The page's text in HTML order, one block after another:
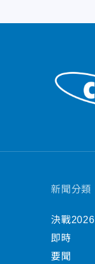
新聞分類
決戰2026
即時
要聞